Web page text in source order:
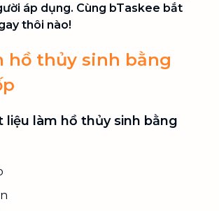
áp dụng. Cùng bTaskee bắt
thôi nào!
hồ thủy sinh bằng
liệu làm hồ thủy sinh bằng